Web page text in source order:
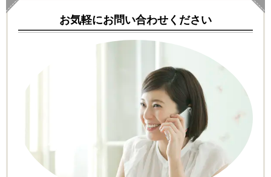
お気軽にお問い合わせください